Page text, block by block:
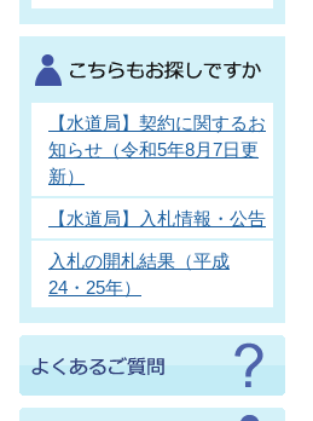
【水道局】契約に関するお
知らせ（令和5年8月7日更
新）
【水道局】入札情報・公告
入札の開札結果（平成
24・25年）